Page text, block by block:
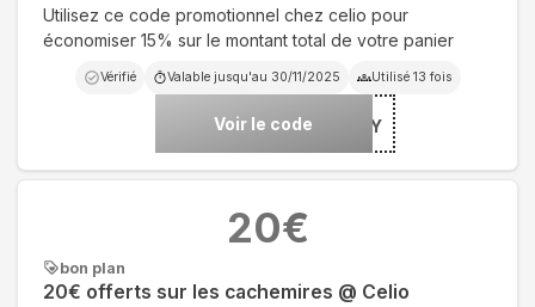
Utilisez ce code promotionnel chez celio pour
économiser 15% sur le montant total de votre panier
Vérifié Valable jusqu'au 30/11/2025 Utilisé 13 fois
Voir le code ***HUY
bon plan
20€ offerts sur les cachemires @ Celio
20€